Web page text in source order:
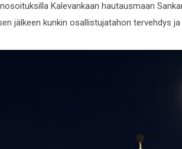
Kalevankaan hautausmaan
jälkeen kunkin osallistujatahon tervehdys